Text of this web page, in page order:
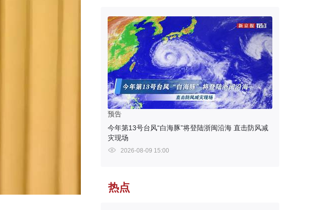
预告
今年第13号台风“白海豚”将登陆浙闽沿海 直击防风减
灾现场
2026-08-09 15:00
热点